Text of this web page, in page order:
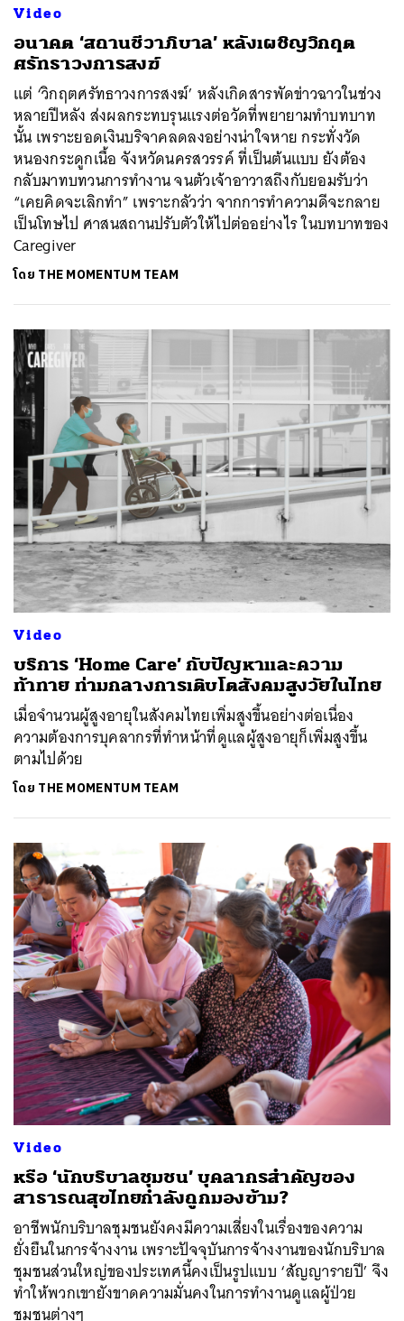
Video
อนาคต ‘สถานชีวาภิบาล’ หลังเผชิญวิกฤต
ศรัทธาวงการสงฆ์
แต่ ‘วิกฤตศรัทธาวงการสงฆ์’ หลังเกิดสารพัดข่าวฉาวในช่วง
หลายปีหลัง ส่งผลกระทบรุนแรงต่อวัดที่พยายามทำบทบาท
นั้น เพราะยอดเงินบริจาคลดลงอย่างน่าใจหาย กระทั่งวัด
หนองกระดูกเนื้อ จังหวัดนครสวรรค์ ที่เป็นต้นแบบ ยังต้อง
กลับมาทบทวนการทำงาน จนตัวเจ้าอาวาสถึงกับยอมรับว่า
“เคยคิดจะเลิกทำ” เพราะกลัวว่า จากการทำความดีจะกลาย
เป็นโทษไป ศาสนสถานปรับตัวให้ไปต่ออย่างไร ในบทบาทของ
Caregiver
โดย THE MOMENTUM TEAM
Video
บริการ ‘Home Care’ กับปัญหาและความ
ท้าทาย ท่ามกลางการเติบโตสังคมสูงวัยในไทย
เมื่อจำนวนผู้สูงอายุในสังคมไทยเพิ่มสูงขึ้นอย่างต่อเนื่อง
ความต้องการบุคลากรที่ทำหน้าที่ดูแลผู้สูงอายุก็เพิ่มสูงขึ้น
ตามไปด้วย
โดย THE MOMENTUM TEAM
Video
หรือ ‘นักบริบาลชุมชน’ บุคลากรสำคัญของ
สาธารณสุขไทยกำลังถูกมองข้าม?
อาชีพนักบริบาลชุมชนยังคงมีความเสี่ยงในเรื่องของความ
ยั่งยืนในการจ้างงาน เพราะปัจจุบันการจ้างงานของนักบริบาล
ชุมชนส่วนใหญ่ของประเทศนี้คงเป็นรูปแบบ ‘สัญญารายปี’ จึง
ทำให้พวกเขายังขาดความมั่นคงในการทำงานดูแลผู้ป่วย
ชุมชนต่างๆ
SHARE TWEET